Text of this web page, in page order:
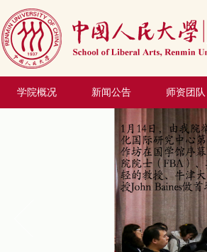
学院概况 新闻公告 师资团队